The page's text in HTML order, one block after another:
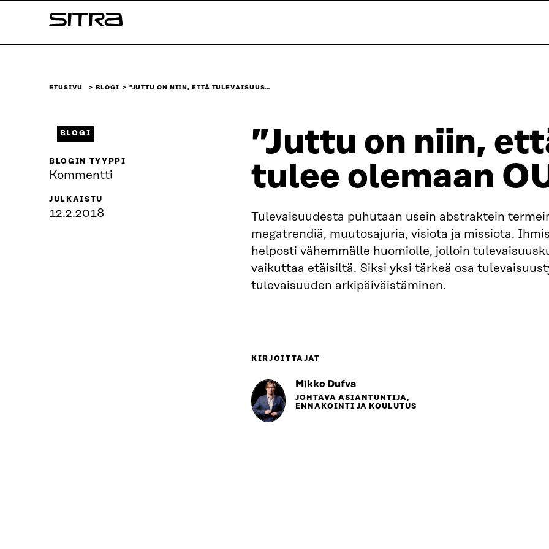
sisältöön
Sitra
ETUSIVU BLOGI ”JUTTU ON NIIN, ETTÄ TULEVAISUUS…
”Juttu on niin,
tulee olemaan
Tulevaisuudesta puhutaan usein abstraktein
megatrendiä, muutosajuria, visiota ja missiota.
helposti vähemmälle huomiolle, jolloin
vaikuttaa etäisiltä. Siksi yksi tärkeä osa
tulevaisuuden arkipäiväistäminen.
BLOGI
BLOGIN TYYPPI
Kommentti
JULKAISTU
12.2.2018
KIRJOITTAJAT
Mikko Dufva
JOHTAVA ASIANTUNTIJA,
ENNAKOINTI JA KOULUTUS